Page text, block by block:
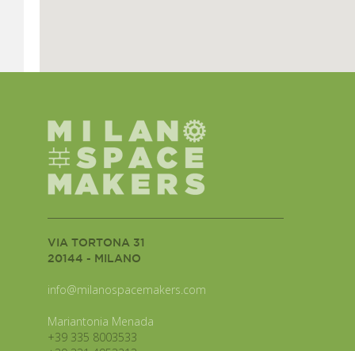
VIA TORTONA 31
20144 - MILANO
info@milanospacemakers.com
Mariantonia Menada
+39 335 8003533